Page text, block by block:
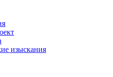
изыскания